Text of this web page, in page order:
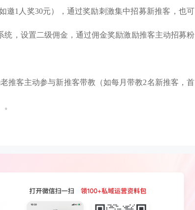
邀1人奖30元），通过奖励刺激集中招募新推客，也可
统，设置二级佣金，通过佣金奖励激励推客主动招募粉
推客主动参与新推客带教（如每月带教2名新推客，首